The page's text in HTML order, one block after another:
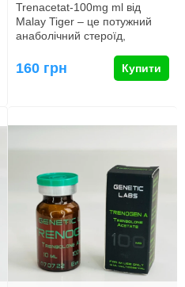
Trenacetat-100mg ml від
Malay Tiger – це потужний
анаболічний стероїд,
збіл…
160 грн Купити